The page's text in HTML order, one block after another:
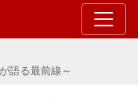
語る最前線～